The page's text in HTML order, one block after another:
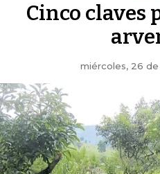
Cinco claves
miércoles, 26